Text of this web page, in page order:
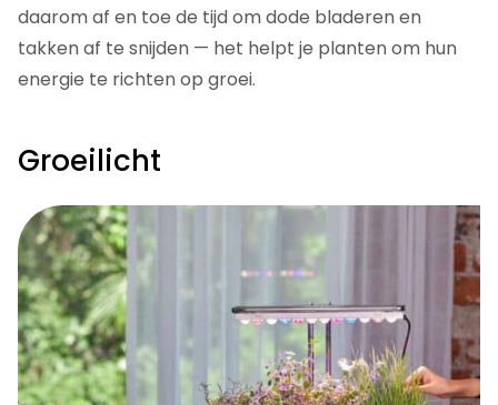
daarom af en toe de tijd om dode bladeren en
takken af te snijden — het helpt je planten om hun
energie te richten op groei.
Groeilicht